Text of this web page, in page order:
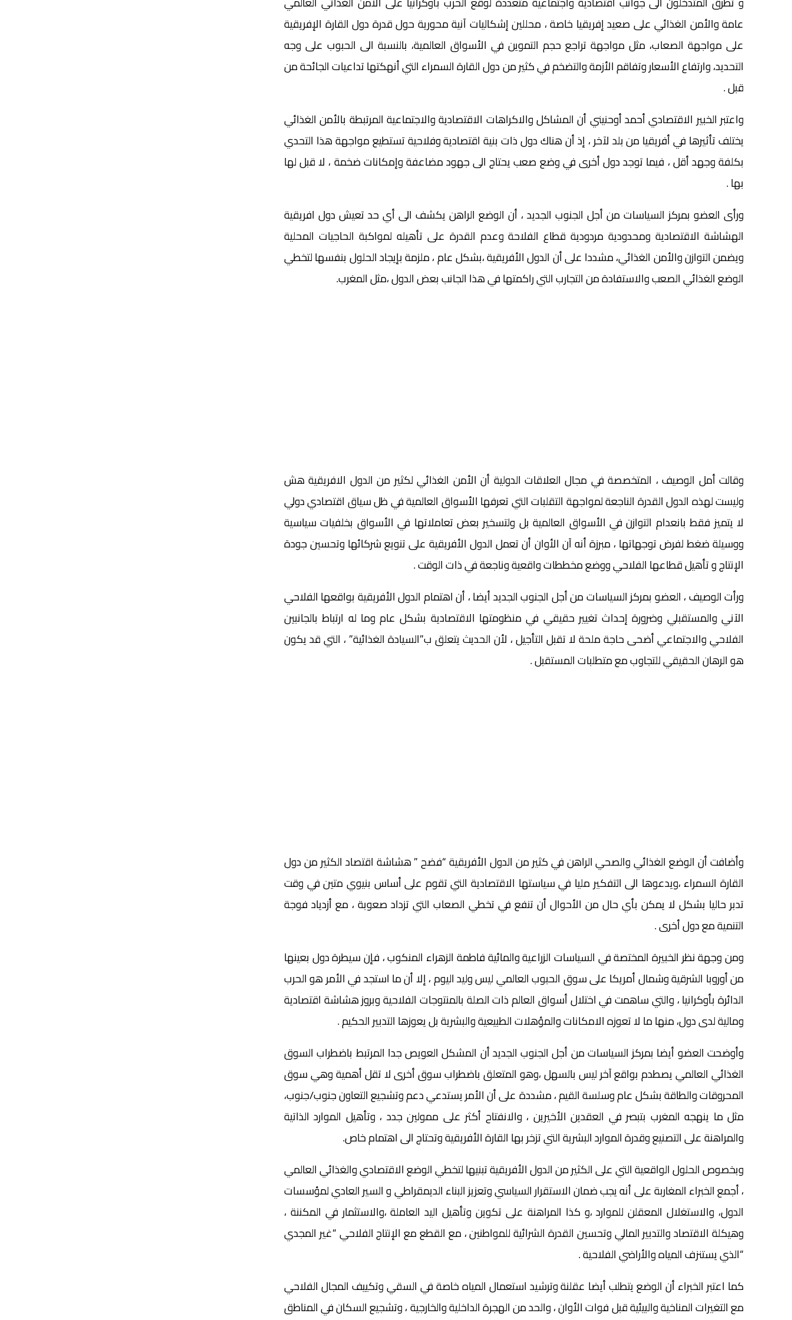
عامة والأمن الغذائي على صعيد إفريقيا خاصة ، محللين إشكاليات آنية محورية حول قدرة دول القارة الإفريقية
على مواجهة الصعاب، مثل مواجهة تراجع حجم التموين في الأسواق العالمية، بالنسبة الى الحبوب على وجه
التحديد، وارتفاع الأسعار وتفاقم الأزمة والتضخم في كثير من دول القارة السمراء التي أنهكتها تداعيات الجائحة من
قبل .
واعتبر الخبير الاقتصادي أحمد أوحنيني أن المشاكل والاكراهات الاقتصادية والاجتماعية المرتبطة بالأمن الغذائي
يختلف تأثيرها في أفريقيا من بلد لآخر ، إذ أن هناك دول ذات بنية اقتصادية وفلاحية تستطيع مواجهة هذا التحدي
بكلفة وجهد أقل ، فيما توجد دول أخرى في وضع صعب يحتاج الى جهود مضاعفة وإمكانات ضخمة ، لا قبل لها
بها .
ورأى العضو بمركز السياسات من أجل الجنوب الجديد ، أن الوضع الراهن يكشف الى أي حد تعيش دول افريقية
الهشاشة الاقتصادية ومحدودية مردودية قطاع الفلاحة وعدم القدرة على تأهيله لمواكبة الحاجيات المحلية
ويضمن التوازن والأمن الغذائي، مشددا على أن الدول الأفريقية ،بشكل عام ، ملزمة بإيجاد الحلول بنفسها لتخطي
الوضع الغذائي الصعب والاستفادة من التجارب التي راكمتها في هذا الجانب بعض الدول ،مثل المغرب.
وقالت أمل الوصيف ، المتخصصة في مجال العلاقات الدولية أن الأمن الغذائي لكثير من الدول الافريقية هش
وليست لهذه الدول القدرة الناجعة لمواجهة التقلبات التي تعرفها الأسواق العالمية في ظل سياق اقتصادي دولي
لا يتميز فقط بانعدام التوازن في الأسواق العالمية بل ولتسخير بعض تعاملاتها في الأسواق بخلفيات سياسية
ووسيلة ضغط لفرض توجهاتها ، مبرزة أنه آن الأوان أن تعمل الدول الأفريقية على تنويع شركائها وتحسين جودة
الإنتاج و تأهيل قطاعها الفلاحي ووضع مخططات واقعية وناجعة في ذات الوقت .
ورأت الوصيف ، العضو بمركز السياسات من أجل الجنوب الجديد أيضا ، أن اهتمام الدول الأفريقية بواقعها الفلاحي
الآني والمستقبلي وضرورة إحداث تغيير حقيقي في منظومتها الاقتصادية بشكل عام وما له ارتباط بالجانبين
الفلاحي والاجتماعي أضحى حاجة ملحة لا تقبل التأجيل ، لأن الحديث يتعلق ب”السيادة الغذائية” ، التي قد يكون
هو الرهان الحقيقي للتجاوب مع متطلبات المستقبل .
وأضافت أن الوضع الغذائي والصحي الراهن في كثير من الدول الأفريقية “فضح ” هشاشة اقتصاد الكثير من دول
القارة السمراء ،ويدعوها الى التفكير مليا في سياستها الاقتصادية التي تقوم على أساس بنيوي متين في وقت
تدبر حاليا بشكل لا يمكن بأي حال من الأحوال أن تنفع في تخطي الصعاب التي تزداد صعوبة ، مع أزدياد فوجة
التنمية مع دول أخرى .
ومن وجهة نظر الخبيرة المختصة في السياسات الزراعية والمائية فاطمة الزهراء المنكوب ، فإن سيطرة دول بعينها
من أوروبا الشرقية وشمال أمريكا على سوق الحبوب العالمي ليس وليد اليوم ، إلا أن ما استجد في الأمر هو الحرب
الدائرة بأوكرانيا ، والتي ساهمت في اختلال أسواق العالم ذات الصلة بالمنتوجات الفلاحية وبروز هشاشة اقتصادية
ومالية لدى دول، منها ما لا تعوزه الامكانات والمؤهلات الطبيعية والبشرية بل يعوزها التدبير الحكيم .
وأوضحت العضو أيضا بمركز السياسات من أجل الجنوب الجديد أن المشكل العويص جدا المرتبط باضطراب السوق
الغذائي العالمي يصطدم بواقع آخر ليس بالسهل ،وهو المتعلق باضطراب سوق أخرى لا تقل أهمية وهي سوق
المحروقات والطاقة بشكل عام وسلسة القيم ، مشددة على أن الأمر يستدعي دعم وتشجيع التعاون جنوب/جنوب،
مثل ما ينهجه المغرب بتبصر في العقدين الأخيرين ، والانفتاح أكثر على ممولين جدد ، وتأهيل الموارد الذاتية
والمراهنة على التصنيع وقدرة الموارد البشرية التي تزخر بها القارة الأفريقية وتحتاج الى اهتمام خاص.
وبخصوص الحلول الواقعية التي على الكثير من الدول الأفريقية تبنيها لتخطي الوضع الاقتصادي والغذائي العالمي
، أجمع الخبراء المغاربة على أنه يجب ضمان الاستقرار السياسي وتعزيز البناء الديمقراطي و السير العادي لمؤسسات
الدول، والاستغلال المعقلن للموارد ،و كذا المراهنة على تكوين وتأهيل اليد العاملة ،والاستثمار في المكننة ،
وهيكلة الاقتصاد والتدبير المالي وتحسين القدرة الشرائية للمواطنين ، مع القطع مع الإنتاج الفلاحي “غير المجدي
“الذي يستنزف المياه والأراضي الفلاحية .
كما اعتبر الخبراء أن الوضع يتطلب أيضا عقلنة وترشيد استعمال المياه خاصة في السقي وتكييف المجال الفلاحي
مع التغيرات المناخية والبيئية قبل فوات الأوان ، والحد من الهجرة الداخلية والخارجية ، وتشجيع السكان في المناطق